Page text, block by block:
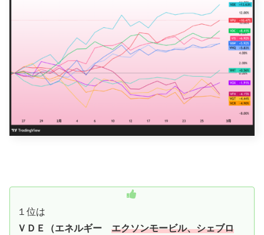
１位は
ＶＤＥ（エネルギー エクソンモービル、シェブロ